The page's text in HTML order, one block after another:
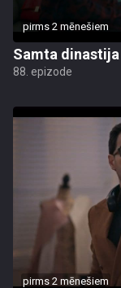
pirms 2 mēnešiem
Samta dinastija
88. epizode
pirms 2 mēnešiem